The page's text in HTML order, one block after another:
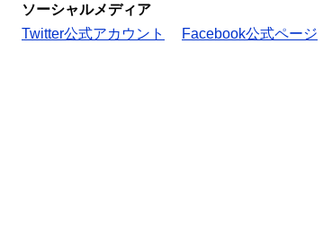
ソーシャルメディア
Twitter公式アカウント
Facebook公式ページ